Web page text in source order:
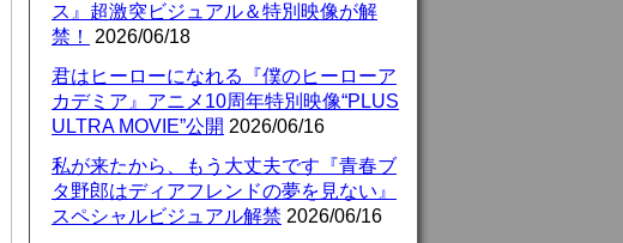
ス』超激突ビジュアル＆特別映像が解
禁！
2026/06/18
君はヒーローになれる『僕のヒーローア
カデミア』アニメ10周年特別映像“PLUS
ULTRA MOVIE”公開 2026/06/16
私が来たから、もう大丈夫です『青春ブ
タ野郎はディアフレンドの夢を見ない』
スペシャルビジュアル解禁 2026/06/16